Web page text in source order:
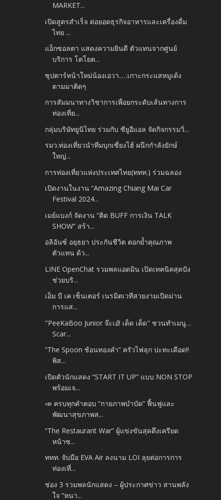
MARKET...
เปิดสูตรสำเร็จ ต่อยอดธุรกิจอาหารและเครื่องดื่ม
ไทย ...
แอ็กซอลตา แสดงความยินดี ตัวแทนจากศูนย์
บริการ โตโยต...
ซุปตาร์หน้าใหม่น้องเอวา..…เกาะกระแสหมูเด้ง
ตามมาติดๆ
การสัมมนาทางวิชาการเพื่อยกระดับเส้นทางการ
ท่องเที่ย...
กลุ่มบริษัทยูนิไทย ร่วมกับ ซียูอีแอล จัดกิจกรรมวิ่...
รมว.ท่องเที่ยวนำทีมบุกเซี่ยงไฮ้ ผนึกกำลังยักษ์
ใหญ่...
การท่องเที่ยวแห่งประเทศไทย(ททท.) ร่วมฉลอง
เปิดงานในงาน “Amazing Chiang Mai Car
Festival 2024...
เมย์แบงก์ จัดงาน “ติด BUFF การเงิน TALK
SHOW” สร้า...
อลิอันซ์ อยุธยา ประกันชีวิต ตอกย้ำคุณภาพ
ตัวแทน ด้ว...
LINE OpenChat รวมพลแอดมิน เปิดเทคนิคสุดปัง
ช่วยบริ...
เอ็ม บี เค เซ็นเตอร์ เนรมิตเวทีสวยงามเปิดม่าน
การแส...
"PeeKaBoo Junior จ๊ะเอ๋! เด็ด เด็ด" ชวนทำเมนู…
Scar...
“The Spoon ช้อนทองคำ” ครัวไฟลุก ปะทะเดือด!!
พิส...
เปิดตัวนักแสดง “START IT UP” แบบ NON STOP
พร้อมเจ...
📣 ครบทุกคำตอบ “กายภาพบำบัด” ฟื้นฟูและ
พัฒนาสุขภาพส...
“The Restaurant War” ผู้แข่งขันสุดตึงเครียด
หน้าซ...
ททท. จับมือ EVA Air ลงนาม LOI ลุยต่อการการ
ท่องเที่...
ช่อง 3 รวมพลนักแสดง – ผู้ประกาศข่าว สานพลัง
ใจ “หนา...